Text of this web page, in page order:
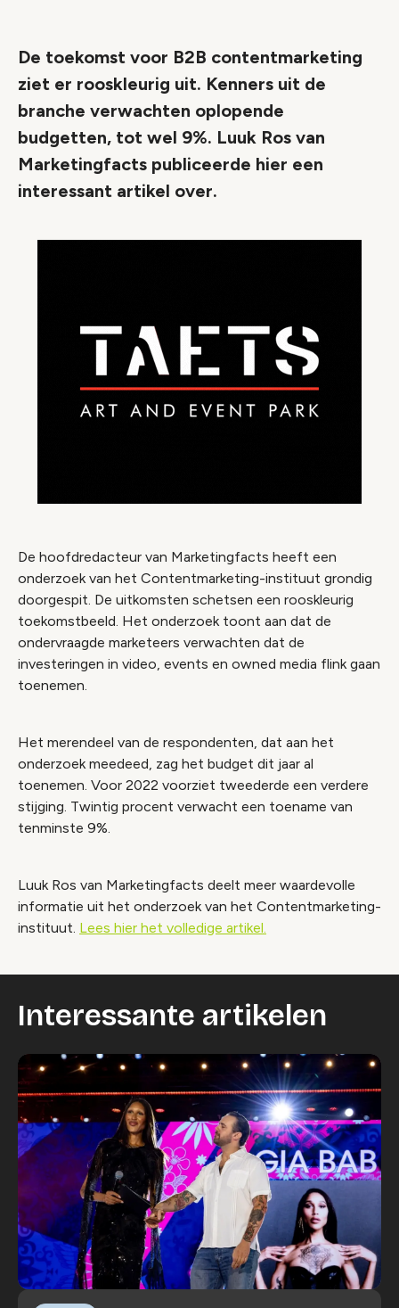
De toekomst voor B2B contentmarketing
ziet er rooskleurig uit. Kenners uit de
branche verwachten oplopende
budgetten, tot wel 9%. Luuk Ros van
Marketingfacts publiceerde hier een
interessant artikel over.
De hoofdredacteur van Marketingfacts heeft een
onderzoek van het Contentmarketing-instituut grondig
doorgespit. De uitkomsten schetsen een rooskleurig
toekomstbeeld. Het onderzoek toont aan dat de
ondervraagde marketeers verwachten dat de
investeringen in video, events en owned media flink gaan
toenemen.
Het merendeel van de respondenten, dat aan het
onderzoek meedeed, zag het budget dit jaar al
toenemen. Voor 2022 voorziet tweederde een verdere
stijging. Twintig procent verwacht een toename van
tenminste 9%.
Luuk Ros van Marketingfacts deelt meer waardevolle
informatie uit het onderzoek van het Contentmarketing-
instituut. Lees hier het volledige artikel.
Interessante artikelen